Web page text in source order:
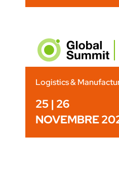
Logistics &
25 | 26
NOVEMBRE